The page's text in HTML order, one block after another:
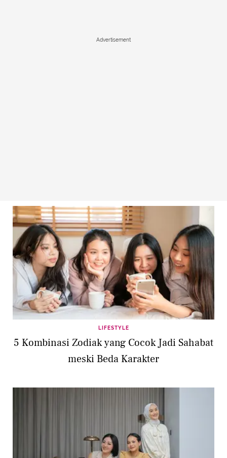
Advertisement
LIFESTYLE
5 Kombinasi Zodiak yang Cocok Jadi Sahabat
meski Beda Karakter